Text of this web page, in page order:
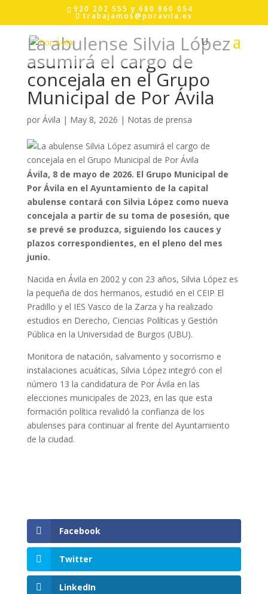
content
920 202 555 y 680 860 054
trabajamos@poravila.es
La abulense Silvia López
asumirá el cargo de
concejala en el Grupo
Municipal de Por Ávila
por Ávila | May 8, 2026 | Notas de prensa
Ávila, 8 de mayo de 2026. El Grupo Municipal de
Por Ávila en el Ayuntamiento de la capital
abulense contará con Silvia López como nueva
concejala a partir de su toma de posesión, que
se prevé se produzca, siguiendo los cauces y
plazos correspondientes, en el pleno del mes
junio.
Nacida en Ávila en 2002 y con 23 años, Silvia López es
la pequeña de dos hermanos, estudió en el CEIP El
Pradillo y el IES Vasco de la Zarza y ha realizado
estudios en Derecho, Ciencias Políticas y Gestión
Pública en la Universidad de Burgos (UBU).
Monitora de natación, salvamento y socorrismo e
instalaciones acuáticas, Silvia López integró con el
número 13 la candidatura de Por Ávila en las
elecciones municipales de 2023, en las que esta
formación política revalidó la confianza de los
abulenses para continuar al frente del Ayuntamiento
de la ciudad.
Facebook
Twitter
LinkedIn